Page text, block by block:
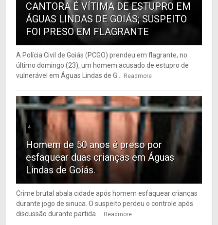
CANTORA É VÍTIMA DE ESTUPRO EM
ÁGUAS LINDAS DE GOIÁS; SUSPEITO
FOI PRESO EM FLAGRANTE
A Polícia Civil de Goiás (PCGO) prendeu em flagrante, no
último domingo (23), um homem acusado de estupro de
vulnerável em Águas Lindas de G... Readmore
4
Homem de 50 anos é preso por
esfaquear duas crianças em Águas
Lindas de Goiás.
Crime brutal abala cidade após homem esfaquear crianças
durante jogo de sinuca. O suspeito perdeu o controle após
discussão durante partida ... Readmore